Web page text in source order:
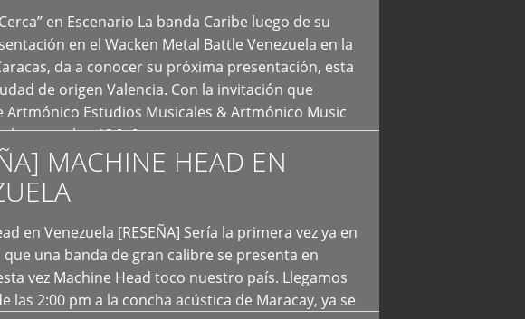
en Escenario La banda Caribe luego de su
en el Wacken Metal Battle Venezuela en la
da a conocer su próxima presentación, esta
de origen Valencia. Con la invitación que
Artmónico Estudios Musicales & Artmónico Music
cumplen 12 […]
MACHINE HEAD EN
en Venezuela [RESEÑA] Sería la primera vez ya en
una banda de gran calibre se presenta en
vez Machine Head toco nuestro país. Llegamos
las 2:00 pm a la concha acústica de Maracay, ya se